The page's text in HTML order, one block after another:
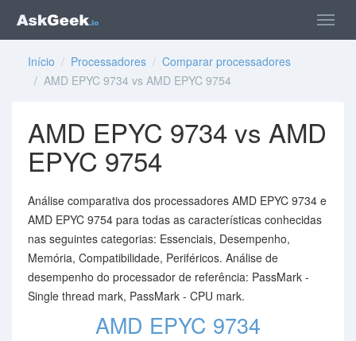
Início / Processadores / Comparar processadores
/ AMD EPYC 9734 vs AMD EPYC 9754
AMD EPYC 9734 vs AMD
EPYC 9754
Análise comparativa dos processadores AMD EPYC 9734 e
AMD EPYC 9754 para todas as características conhecidas
nas seguintes categorias: Essenciais, Desempenho,
Memória, Compatibilidade, Periféricos. Análise de
desempenho do processador de referência: PassMark -
Single thread mark, PassMark - CPU mark.
AMD EPYC 9734